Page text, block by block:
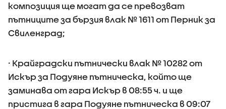
композиция ще могат да се превозват
пътниците за бързия влак № 1611 от Перник за
Свиленград;
· Крайградски пътнически влак № 10282 от
Искър за Подуяне пътническа, който ще
заминава от гара Искър в 08:55 ч. и ще
пристига в гара Подуяне пътническа в 09:07